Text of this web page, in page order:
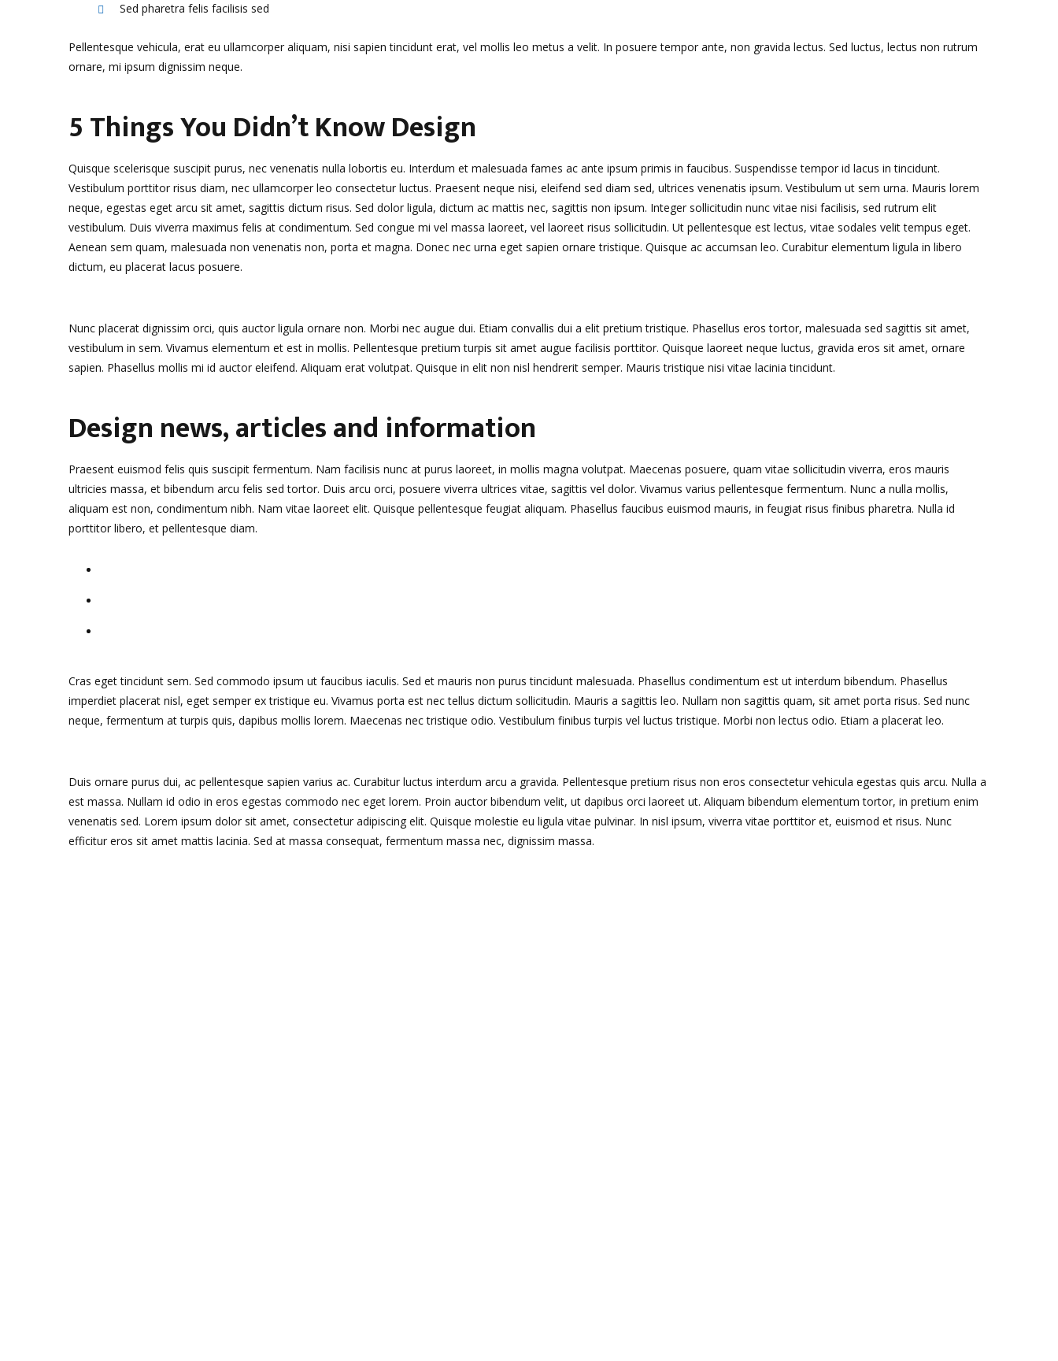
Sed pharetra felis facilisis sed
Pellentesque vehicula, erat eu ullamcorper aliquam, nisi sapien tincidunt erat, vel mollis leo metus a velit. In posuere tempor ante, non gravida lectus. Sed luctus, lectus non rutrum
ornare, mi ipsum dignissim neque.
5 Things You Didn’t Know Design
Quisque scelerisque suscipit purus, nec venenatis nulla lobortis eu. Interdum et malesuada fames ac ante ipsum primis in faucibus. Suspendisse tempor id lacus in tincidunt.
Vestibulum porttitor risus diam, nec ullamcorper leo consectetur luctus. Praesent neque nisi, eleifend sed diam sed, ultrices venenatis ipsum. Vestibulum ut sem urna. Mauris lorem
neque, egestas eget arcu sit amet, sagittis dictum risus. Sed dolor ligula, dictum ac mattis nec, sagittis non ipsum. Integer sollicitudin nunc vitae nisi facilisis, sed rutrum elit
vestibulum. Duis viverra maximus felis at condimentum. Sed congue mi vel massa laoreet, vel laoreet risus sollicitudin. Ut pellentesque est lectus, vitae sodales velit tempus eget.
Aenean sem quam, malesuada non venenatis non, porta et magna. Donec nec urna eget sapien ornare tristique. Quisque ac accumsan leo. Curabitur elementum ligula in libero
dictum, eu placerat lacus posuere.
Nunc placerat dignissim orci, quis auctor ligula ornare non. Morbi nec augue dui. Etiam convallis dui a elit pretium tristique. Phasellus eros tortor, malesuada sed sagittis sit amet,
vestibulum in sem. Vivamus elementum et est in mollis. Pellentesque pretium turpis sit amet augue facilisis porttitor. Quisque laoreet neque luctus, gravida eros sit amet, ornare
sapien. Phasellus mollis mi id auctor eleifend. Aliquam erat volutpat. Quisque in elit non nisl hendrerit semper. Mauris tristique nisi vitae lacinia tincidunt.
Design news, articles and information
Praesent euismod felis quis suscipit fermentum. Nam facilisis nunc at purus laoreet, in mollis magna volutpat. Maecenas posuere, quam vitae sollicitudin viverra, eros mauris
ultricies massa, et bibendum arcu felis sed tortor. Duis arcu orci, posuere viverra ultrices vitae, sagittis vel dolor. Vivamus varius pellentesque fermentum. Nunc a nulla mollis,
aliquam est non, condimentum nibh. Nam vitae laoreet elit. Quisque pellentesque feugiat aliquam. Phasellus faucibus euismod mauris, in feugiat risus finibus pharetra. Nulla id
porttitor libero, et pellentesque diam.
Cras eget tincidunt sem. Sed commodo ipsum ut faucibus iaculis. Sed et mauris non purus tincidunt malesuada. Phasellus condimentum est ut interdum bibendum. Phasellus
imperdiet placerat nisl, eget semper ex tristique eu. Vivamus porta est nec tellus dictum sollicitudin. Mauris a sagittis leo. Nullam non sagittis quam, sit amet porta risus. Sed nunc
neque, fermentum at turpis quis, dapibus mollis lorem. Maecenas nec tristique odio. Vestibulum finibus turpis vel luctus tristique. Morbi non lectus odio. Etiam a placerat leo.
Duis ornare purus dui, ac pellentesque sapien varius ac. Curabitur luctus interdum arcu a gravida. Pellentesque pretium risus non eros consectetur vehicula egestas quis arcu. Nulla a
est massa. Nullam id odio in eros egestas commodo nec eget lorem. Proin auctor bibendum velit, ut dapibus orci laoreet ut. Aliquam bibendum elementum tortor, in pretium enim
venenatis sed. Lorem ipsum dolor sit amet, consectetur adipiscing elit. Quisque molestie eu ligula vitae pulvinar. In nisl ipsum, viverra vitae porttitor et, euismod et risus. Nunc
efficitur eros sit amet mattis lacinia. Sed at massa consequat, fermentum massa nec, dignissim massa.